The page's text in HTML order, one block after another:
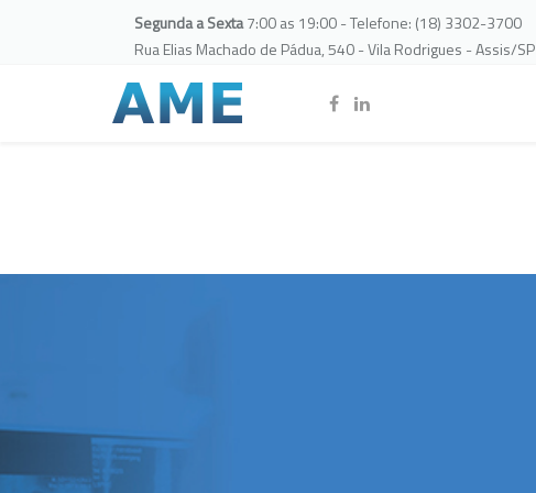
Segunda a Sexta7:00 as 19:00 - Telefone: (18) 3302-3700
Rua Elias Machado de Pádua, 540 - Vila Rodrigues - Assis/SP